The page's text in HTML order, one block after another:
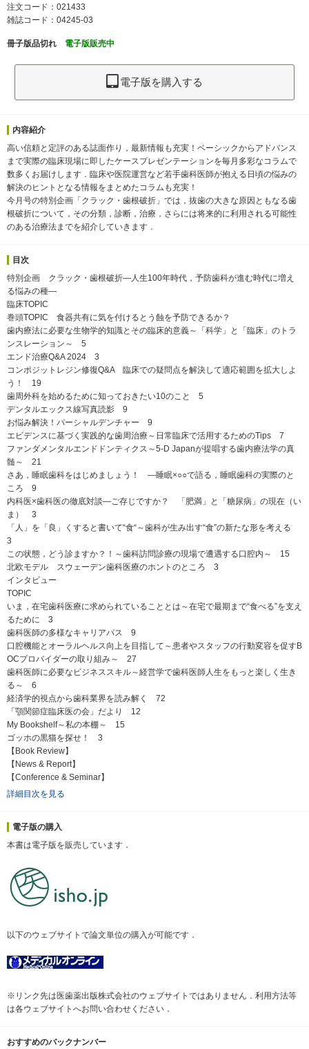
注文コード：021433
雑誌コード：04245-03
冊子版品切れ 電子版販売中
電子版を購入する
内容紹介
高い信頼と定評のある誌面作り，最新情報も充実！ベーシックからアドバンス
まで実際の臨床現場に即したケースプレゼンテーションを毎月多彩なコラムで
数多くお届けします．臨床や医院運営など若手歯科医師が抱える日頃の悩みの
解決のヒントとなる情報をまとめたコラムも充実！
今月号の特別企画「クラック・歯根破折」では，抜歯の大きな原因ともなる歯
根破折について，その分類，診断，治療，さらには将来的に利用される可能性
のある治療法までを紹介していきます．
目次
特別企画 クラック・歯根破折―人生100年時代，予防歯科が進む時代に増え
る悩みの種―
臨床TOPIC
巻頭TOPIC 食器共有に気を付けるとう蝕を予防できるか？
歯内療法に必要な生物学的知識とその臨床的意義～「科学」と「臨床」のトラ
ンスレーション～ 5
エンド治療Q&A 2024 3
コンポジットレジン修復Q&A 臨床での疑問点を解決して適応範囲を拡大しよ
う！ 19
歯周外科を始めるために知っておきたい10のこと 5
デンタルエックス線写真読影 9
お悩み解決！パーシャルデンチャー 9
エビデンスに基づく実践的な歯周治療～日常臨床で活用するためのTips 7
ファンダメンタルエンドドンティクス～5-D Japanが提唱する歯内療法学の真
髄～ 21
さあ，睡眠歯科をはじめましょう！ ―睡眠×○○で語る，睡眠歯科の実際のと
ころ 9
内科医×歯科医の徹底対談―ご存じですか？ 「肥満」と「糖尿病」の現在（い
ま） 3
「人」を「良」くすると書いて“食“～歯科が生み出す“食”の新たな形を考える
3
この状態，どう診ますか？！～歯科訪問診療の現場で遭遇する口腔内～ 15
北欧モデル スウェーデン歯科医療のホントのところ 3
インタビュー
TOPIC
いま，在宅歯科医療に求められていることとは～在宅で最期まで“食べる”を支え
るために 3
歯科医師の多様なキャリアパス 9
口腔機能とオーラルヘルス向上を目指して～患者やスタッフの行動変容を促すB
OCプロバイダーの取り組み～ 27
歯科医師に必要なビジネススキル～経営学で歯科医師人生をもっと楽しく生き
る～ 6
経済学的視点から歯科業界を読み解く 72
「顎関節症臨床医の会」だより 12
My Bookshelf～私の本棚～ 15
ゴッホの黒猫を探せ！ 3
【Book Review】
【News & Report】
【Conference & Seminar】
詳細目次を見る
電子版の購入
本書は電子版を販売しています．
以下のウェブサイトで論文単位の購入が可能です．
※リンク先は医歯薬出版株式会社のウェブサイトではありません．利用方法等
は各ウェブサイトへお問い合わせください．
おすすめのバックナンバー